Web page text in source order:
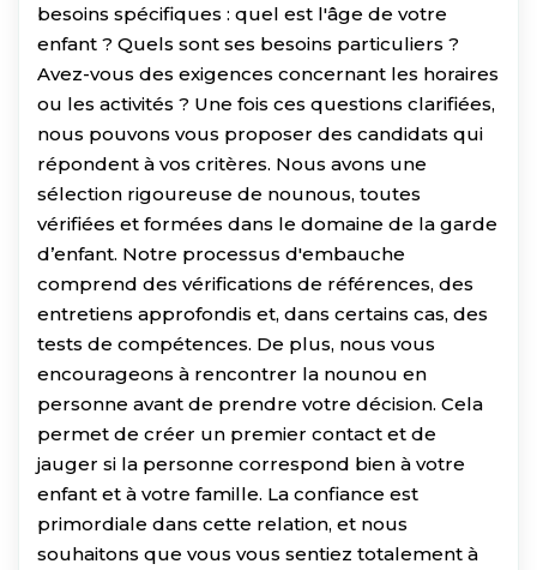
besoins spécifiques : quel est l'âge de votre
enfant ? Quels sont ses besoins particuliers ?
Avez-vous des exigences concernant les horaires
ou les activités ? Une fois ces questions clarifiées,
nous pouvons vous proposer des candidats qui
répondent à vos critères. Nous avons une
sélection rigoureuse de nounous, toutes
vérifiées et formées dans le domaine de la garde
d’enfant. Notre processus d'embauche
comprend des vérifications de références, des
entretiens approfondis et, dans certains cas, des
tests de compétences. De plus, nous vous
encourageons à rencontrer la nounou en
personne avant de prendre votre décision. Cela
permet de créer un premier contact et de
jauger si la personne correspond bien à votre
enfant et à votre famille. La confiance est
primordiale dans cette relation, et nous
souhaitons que vous vous sentiez totalement à